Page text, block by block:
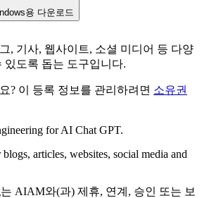
용 다운로드
, 기사, 웹사이트, 소셜 미디어 등 다양
있도록 돕는 도구입니다.
? 이 등록 정보를 관리하려면 소유권
for AI Chat GPT.
articles, websites, social media and
는 AIAM와(과) 제휴, 연계, 승인 또는 보